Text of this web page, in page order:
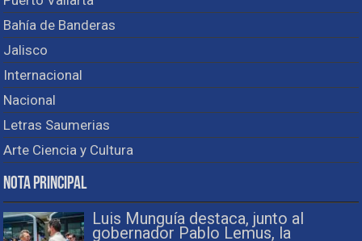
Bahía de Banderas
Jalisco
Internacional
Nacional
Letras Saumerias
Arte Ciencia y Cultura
Nota Principal
Luis Munguía destaca, junto al
gobernador Pablo Lemus, la